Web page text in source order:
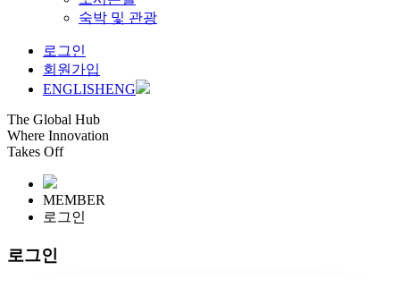
숙박 및 관광
로그인
회원가입
ENGLISHENG
The Global Hub
Where Innovation
Takes Off
MEMBER
로그인
로그인